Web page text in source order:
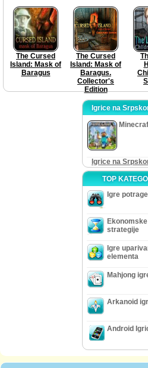
The Cursed
Island: Mask of
Baragus
The Cursed
Island: Mask of
Baragus.
Collector's
Edition
Igrice na
Igrice na
TOP
Igre potrage
Ekonomske
strategije
Igre
elementa
Mahjong
Arkanoid
Android